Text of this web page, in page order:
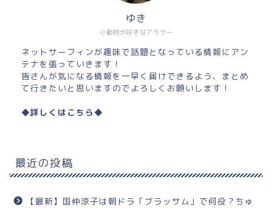
小動物が好きなアラサー
ゆき
ネットサーフィンが趣味で話題となっている情報にアン
テナを張っていきます！
皆さんが気になる情報を一早く届けできるよう、まとめ
て行きたいと思いますのでよろしくお願いします！
◆詳しくはこちら◆
最近の投稿
【最新】国仲涼子は朝ドラ「ブラッサム」で何役？ちゅ